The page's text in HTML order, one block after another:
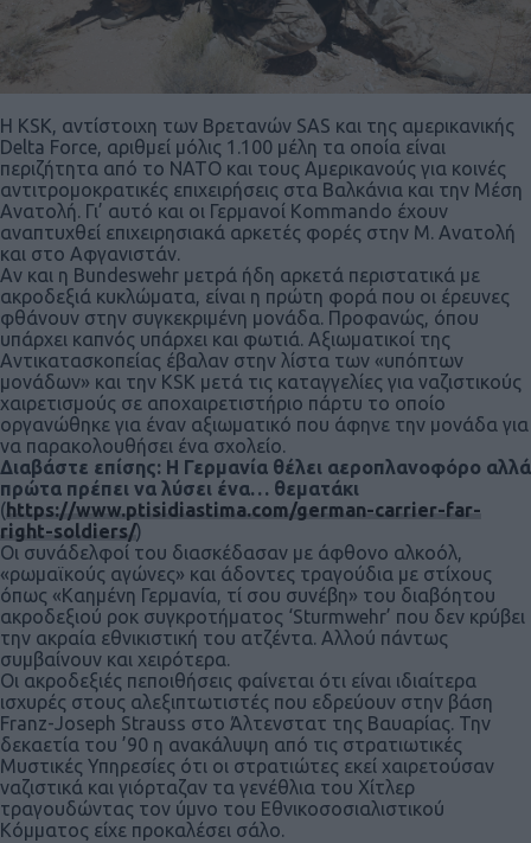
Η KSK, αντίστοιχη των Βρετανών SAS και της αμερικανικής
Delta Force, αριθμεί μόλις 1.100 μέλη τα οποία είναι
περιζήτητα από το ΝΑΤΟ και τους Αμερικανούς για κοινές
αντιτρομοκρατικές επιχειρήσεις στα Βαλκάνια και την Μέση
Ανατολή. Γι’ αυτό και οι Γερμανοί Kommando έχουν
αναπτυχθεί επιχειρησιακά αρκετές φορές στην Μ. Ανατολή
και στο Αφγανιστάν.
Αν και η Bundeswehr μετρά ήδη αρκετά περιστατικά με
ακροδεξιά κυκλώματα, είναι η πρώτη φορά που οι έρευνες
φθάνουν στην συγκεκριμένη μονάδα. Προφανώς, όπου
υπάρχει καπνός υπάρχει και φωτιά. Αξιωματικοί της
Αντικατασκοπείας έβαλαν στην λίστα των «υπόπτων
μονάδων» και την KSK μετά τις καταγγελίες για ναζιστικούς
χαιρετισμούς σε αποχαιρετιστήριο πάρτυ το οποίο
οργανώθηκε για έναν αξιωματικό που άφηνε την μονάδα για
να παρακολουθήσει ένα σχολείο.
Διαβάστε επίσης: Η Γερμανία θέλει αεροπλανοφόρο αλλά
πρώτα πρέπει να λύσει ένα… θεματάκι
(https://www.ptisidiastima.com/german-carrier-far-
right-soldiers/)
Οι συνάδελφοί του διασκέδασαν με άφθονο αλκοόλ,
«ρωμαϊκούς αγώνες» και άδοντες τραγούδια με στίχους
όπως «Καημένη Γερμανία, τί σου συνέβη» του διαβόητου
ακροδεξιού ροκ συγκροτήματος ‘Sturmwehr’ που δεν κρύβει
την ακραία εθνικιστική του ατζέντα. Αλλού πάντως
συμβαίνουν και χειρότερα.
Οι ακροδεξιές πεποιθήσεις φαίνεται ότι είναι ιδιαίτερα
ισχυρές στους αλεξιπτωτιστές που εδρεύουν στην βάση
Franz-Joseph Strauss στο Άλτενστατ της Βαυαρίας. Την
δεκαετία του ’90 η ανακάλυψη από τις στρατιωτικές
Μυστικές Υπηρεσίες ότι οι στρατιώτες εκεί χαιρετούσαν
ναζιστικά και γιόρταζαν τα γενέθλια του Χίτλερ
τραγουδώντας τον ύμνο του Εθνικοσοσιαλιστικού
Κόμματος είχε προκαλέσει σάλο.